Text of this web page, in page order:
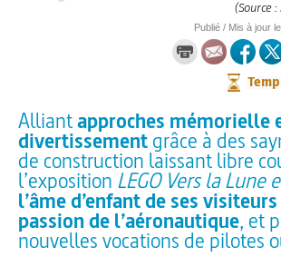
(Source :
Publié / Mis à jour le
Alliantapproches
divertissementgrâce à des
de construction laissant libre
l’exposition LEGO Vers la Lune
l’âme d’enfant de ses
passion de l’aéronautique, et
nouvelles vocations de pilotes